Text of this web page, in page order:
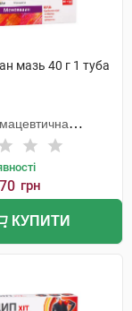
мазь 40 г 1 туба
грн
КУПИТИ